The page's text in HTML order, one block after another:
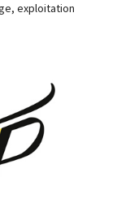
exploitation